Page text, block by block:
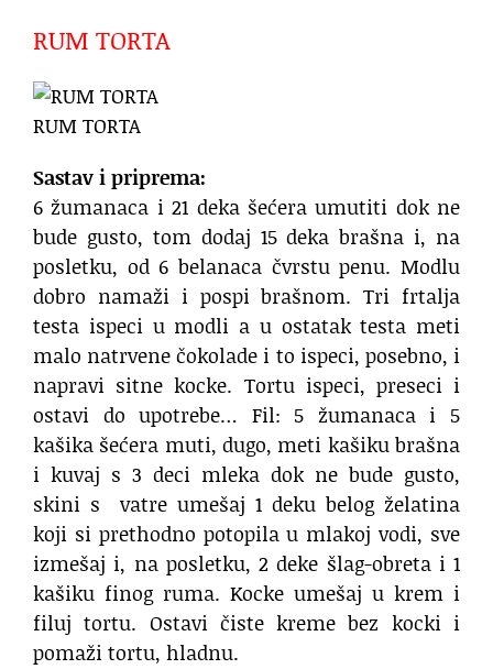
RUM TORTA
RUM TORTA
Sastav i priprema:
6 žumanaca i 21 deka šećera umutiti dok ne
bude gusto, tom dodaj 15 deka brašna i, na
posletku, od 6 belanaca čvrstu penu. Modlu
dobro namaži i pospi brašnom. Tri frtalja
testa ispeci u modli a u ostatak testa meti
malo natrvene čokolade i to ispeci, posebno, i
napravi sitne kocke. Tortu ispeci, preseci i
ostavi do upotrebe… Fil: 5 žumanaca i 5
kašika šećera muti, dugo, meti kašiku brašna
i kuvaj s 3 deci mleka dok ne bude gusto,
skini s vatre umešaj 1 deku belog želatina
koji si prethodno potopila u mlakoj vodi, sve
izmešaj i, na posletku, 2 deke šlag-obreta i 1
kašiku finog ruma. Kocke umešaj u krem i
filuj tortu. Ostavi čiste kreme bez kocki i
pomaži tortu, hladnu.